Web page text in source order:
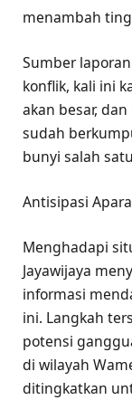
menambah
Sumber
konflik, kali ini
akan besar,
sudah
bunyi salah
Antisipasi
Menghadapi
Jayawijaya
informasi
ini. Langkah
potensi
di wilayah
ditingkatkan